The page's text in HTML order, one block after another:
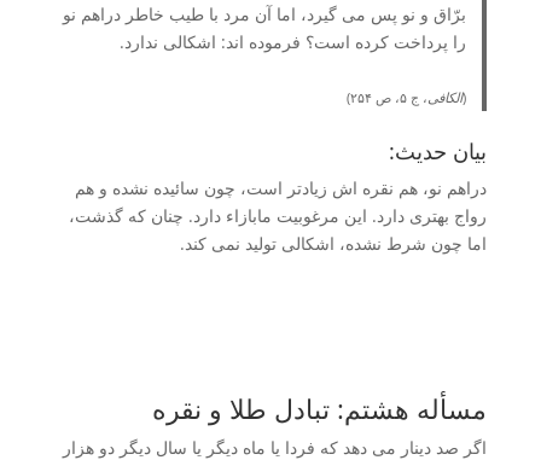
برّاق و نو پس می گیرد، اما آن مرد با طیب خاطر دراهم نو
را پرداخت کرده است؟ فرموده اند: اشکالی ندارد.
(الکافی، ج ۵، ص ۲۵۴)
بیان حدیث:
دراهم نو، هم نقره اش زیادتر است، چون سائیده نشده و هم
رواج بهتری دارد. این مرغوبیت مابازاء دارد. چنان که گذشت،
اما چون شرط نشده، اشکالی تولید نمی کند.
مسأله هشتم: تبادل طلا و نقره
اگر صد دینار می دهد که فردا یا ماه دیگر یا سال دیگر دو هزار